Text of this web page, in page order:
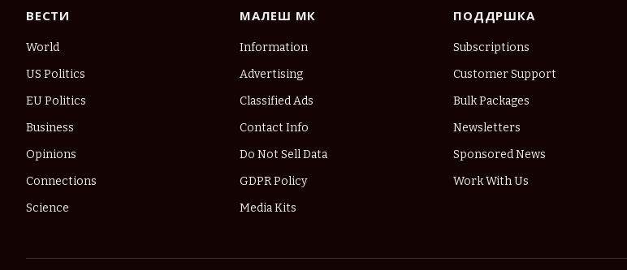
ВЕСТИ
World
US Politics
EU Politics
Business
Opinions
Connections
Science
МАЛЕШ МК
Information
Advertising
Classified Ads
Contact Info
Do Not Sell Data
GDPR Policy
Media Kits
ПОДДРШКА
Subscriptions
Customer Support
Bulk Packages
Newsletters
Sponsored News
Work With Us